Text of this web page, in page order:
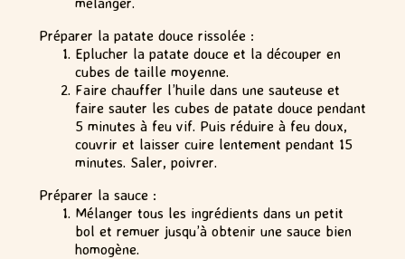
Préparer la patate douce rissolée :
Eplucher la patate douce et la découper en
cubes de taille moyenne.
Faire chauffer l’huile dans une sauteuse et
faire sauter les cubes de patate douce pendant
5 minutes à feu vif. Puis réduire à feu doux,
couvrir et laisser cuire lentement pendant 15
minutes. Saler, poivrer.
Préparer la sauce :
Mélanger tous les ingrédients dans un petit
bol et remuer jusqu’à obtenir une sauce bien
homogène.